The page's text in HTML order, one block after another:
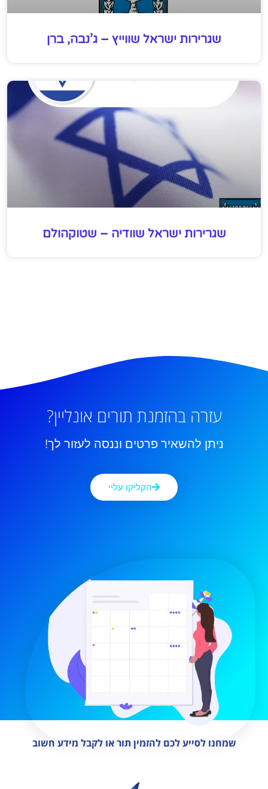
שגרירות ישראל שווייץ – ג’נבה, ברן
שגרירות ישראל שוודיה – שטוקהולם
עזרה בהזמנת תורים אונליין?
ניתן להשאיר פרטים וננסה לעזור לך!
הקליקו עליי
שמחנו לסייע לכם להזמין תור או לקבל מידע חשוב